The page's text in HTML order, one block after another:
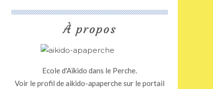
À propos
Ecole d'Aïkido dans le Perche.
Voir le profil deaikido-apaperchesur le portail